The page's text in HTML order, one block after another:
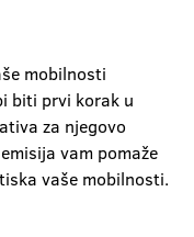
mobilnosti
biti prvi korak u
za njegovo
vam pomaže
vaše mobilnosti.